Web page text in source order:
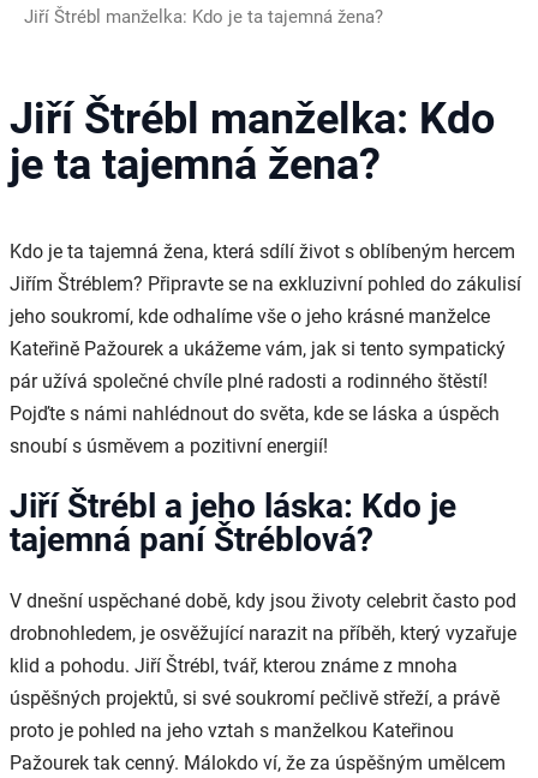
Jiří Štrébl manželka: Kdo je ta tajemná žena?
Jiří Štrébl manželka: Kdo
je ta tajemná žena?
Kdo je ta tajemná žena, která sdílí život s oblíbeným hercem
Jiřím Štréblem? Připravte se na exkluzivní pohled do zákulisí
jeho soukromí, kde odhalíme vše o jeho krásné manželce
Kateřině Pažourek a ukážeme vám, jak si tento sympatický
pár užívá společné chvíle plné radosti a rodinného štěstí!
Pojďte s námi nahlédnout do světa, kde se láska a úspěch
snoubí s úsměvem a pozitivní energií!
Jiří Štrébl a jeho láska: Kdo je
tajemná paní Štréblová?
V dnešní uspěchané době, kdy jsou životy celebrit často pod
drobnohledem, je osvěžující narazit na příběh, který vyzařuje
klid a pohodu. Jiří Štrébl, tvář, kterou známe z mnoha
úspěšných projektů, si své soukromí pečlivě střeží, a právě
proto je pohled na jeho vztah s manželkou Kateřinou
Pažourek tak cenný. Málokdo ví, že za úspěšným umělcem